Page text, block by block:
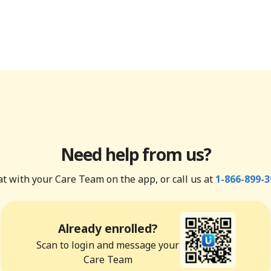
Need help from us?
with your Care Team on the app, or call us at 1-866-899-
Already enrolled?
Scan to login and message your
Care Team